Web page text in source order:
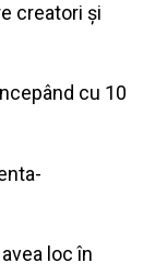
creatori și
cu 10
loc în